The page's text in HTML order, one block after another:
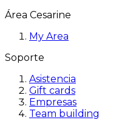
Área Cesarine
My Area
Soporte
Asistencia
Gift cards
Empresas
Team building